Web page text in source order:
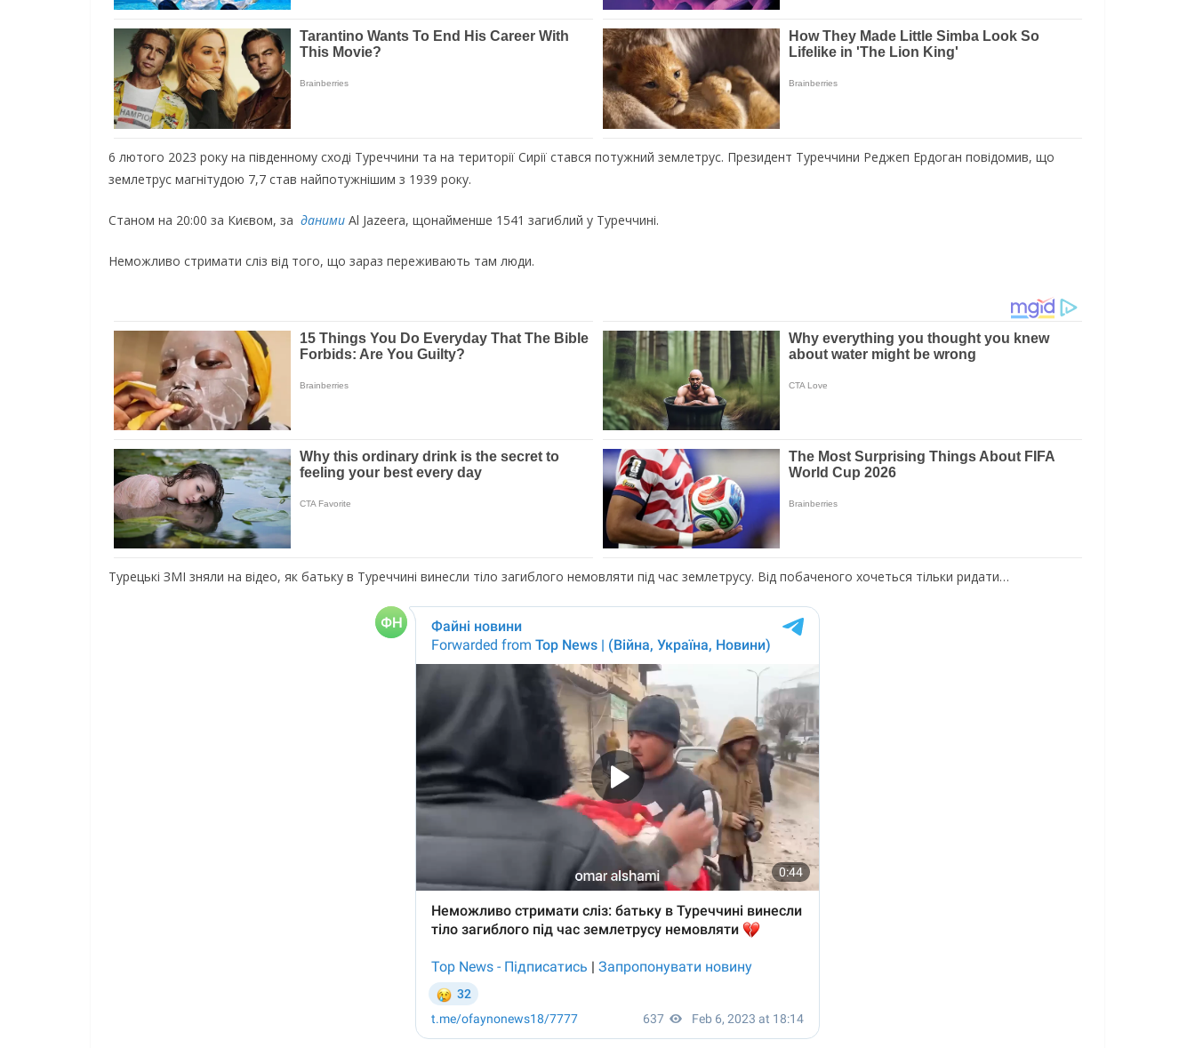
6 лютого 2023 року на південному сході Туреччини та на території Сирії стався потужний землетрус. Президент Туреччини Реджеп Ердоган повідомив, що
землетрус магнітудою 7,7 став найпотужнішим з 1939 року.
Станом на 20:00 за Києвом, за даними Al Jazeera, щонайменше 1541 загиблий у Туреччині.
Неможливо стримати сліз від того, що зараз переживають там люди.
Турецькі ЗМІ зняли на відео, як батьку в Туреччині винесли тіло загиблого немовляти під час землетрусу. Від побаченого хочеться тільки ридати…